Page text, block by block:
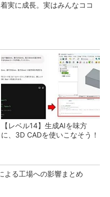
実に成長。実はみんなココ
【レベル14】生成AIを味方
に、3D CADを使いこなそう！
よる工場への影響まとめ